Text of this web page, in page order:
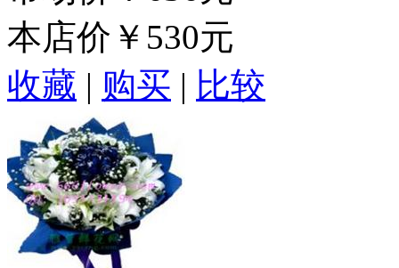
本店价 ￥530元
收藏 | 购买 | 比较